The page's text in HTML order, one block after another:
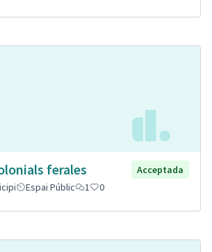
ferales
Acceptada
Espai Públic 1 0